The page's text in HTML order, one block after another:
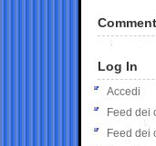
Log In
Accedi
Feed dei
Feed dei